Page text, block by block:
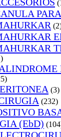
(3)
(232)
(EbD)